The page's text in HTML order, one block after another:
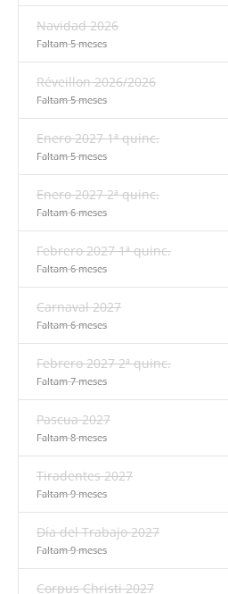
Navidad 2026
Faltam 5 meses
Réveillon 2026/2026
Faltam 5 meses
Enero 2027 1ª quinc.
Faltam 5 meses
Enero 2027 2ª quinc.
Faltam 6 meses
Febrero 2027 1ª quinc.
Faltam 6 meses
Carnaval 2027
Faltam 6 meses
Febrero 2027 2ª quinc.
Faltam 7 meses
Pascua 2027
Faltam 8 meses
Tiradentes 2027
Faltam 9 meses
Día del Trabajo 2027
Faltam 9 meses
Corpus Christi 2027